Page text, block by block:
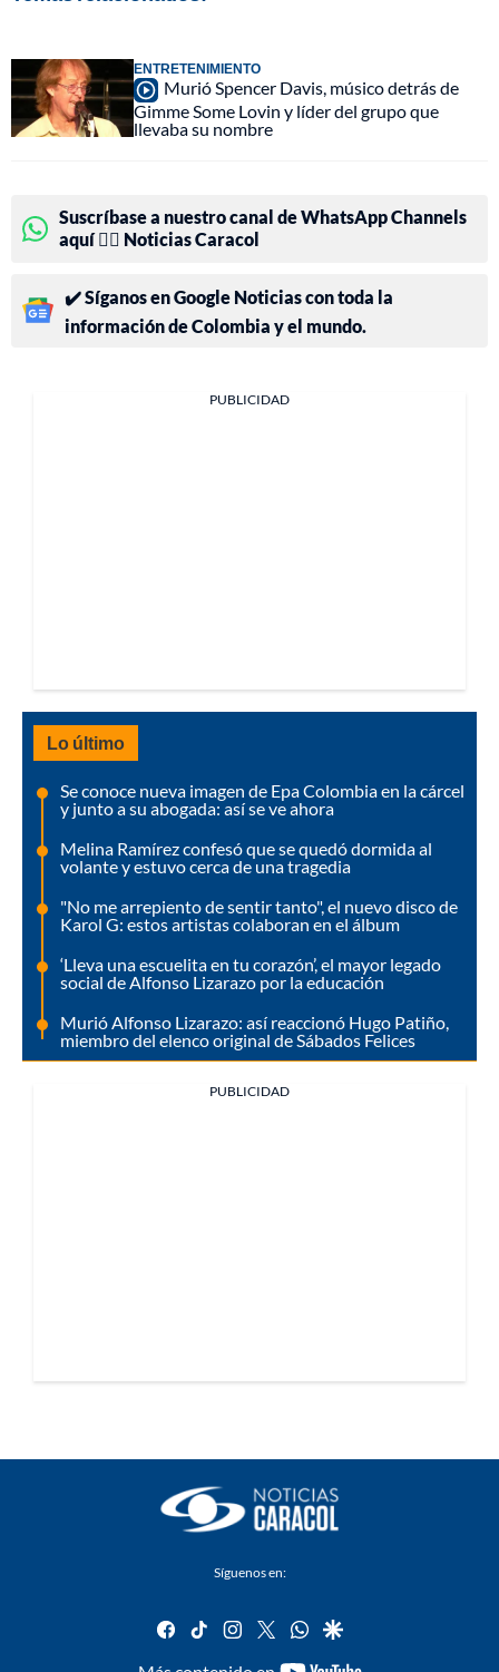
ENTRETENIMIENTO
Murió Spencer Davis, músico detrás de
Gimme Some Lovin y líder del grupo que
llevaba su nombre
Suscríbase a nuestro canal de WhatsApp Channels
aquí 👉🏻 Noticias Caracol
✔️ Síganos en Google Noticias con toda la
información de Colombia y el mundo.
PUBLICIDAD
Lo último
Se conoce nueva imagen de Epa Colombia en la cárcel
y junto a su abogada: así se ve ahora
Melina Ramírez confesó que se quedó dormida al
volante y estuvo cerca de una tragedia
"No me arrepiento de sentir tanto", el nuevo disco de
Karol G: estos artistas colaboran en el álbum
‘Lleva una escuelita en tu corazón’, el mayor legado
social de Alfonso Lizarazo por la educación
Murió Alfonso Lizarazo: así reaccionó Hugo Patiño,
miembro del elenco original de Sábados Felices
PUBLICIDAD
Síguenos en:
facebook
tiktok instagram
twitterwhatsapp
google